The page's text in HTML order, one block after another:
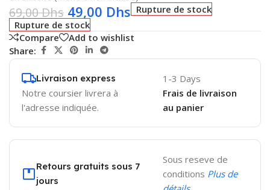
69,00Dhs 49,00 Dhs Rupture de stock
Rupture de stock
Compare
Add to wishlist
Share:
Livraison express
Notre coursier livrera à
l'adresse indiquée.
1-3 Days
Frais de livraison
au panier
Retours gratuits sous 7
jours
Sous reseve de
conditions Plus de